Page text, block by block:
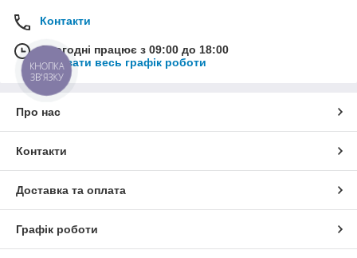
Контакти
Сьогодні працює з 09:00 до 18:00
Показати весь графік роботи
Про нас
Контакти
Доставка та оплата
Графік роботи
КНОПКА
ЗВ'ЯЗКУ